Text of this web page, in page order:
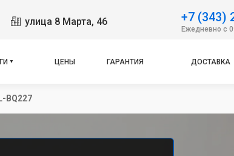
улица 8 Марта, 46 +7 (343)
Ежедневно с
ЦЕНЫ ГАРАНТИЯ ДОСТАВКА
BQ227